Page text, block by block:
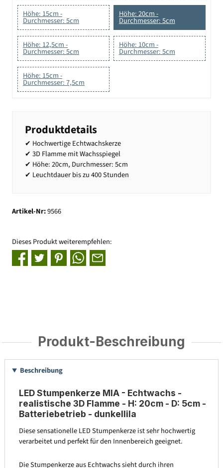
Höhe: 15cm -
Durchmesser: 5cm
Höhe: 20cm -
Durchmesser: 5cm
Höhe: 12,5cm -
Durchmesser: 5cm
Höhe: 10cm -
Durchmesser: 5cm
Höhe: 15cm -
Durchmesser: 7,5cm
Produktdetails
✔ Hochwertige Echtwachskerze
✔ 3D Flamme mit Wachsspiegel
✔ Höhe: 20cm, Durchmesser: 5cm
✔ Leuchtdauer bis zu 400 Stunden
Artikel-Nr:9566
Dieses Produkt weiterempfehlen:
Produkt-Beschreibung
Beschreibung
LED Stumpenkerze MIA - Echtwachs -
realistische 3D Flamme - H: 20cm - D: 5cm -
Batteriebetrieb - dunkellila
Diese sensationelle LED Stumpenkerze ist sehr hochwertig
verarbeitet und perfekt für den Innenbereich geeignet.
Die Stumpenkerze aus Echtwachs sieht durch ihren